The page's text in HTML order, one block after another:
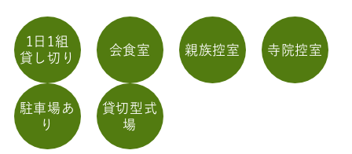
1日1組
貸し切り
会食室 親族控室 寺院控室
駐車場あ
り
貸切型式
場